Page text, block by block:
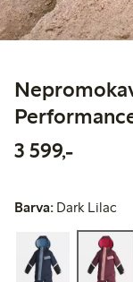
3 599,-3
Barva: Dark Lilac